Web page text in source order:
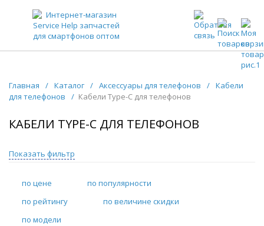
ЗАПЧАСТИ ДЛЯ ТЕЛЕФОНОВ ОПТОМ
Главная / Каталог / Аксессуары для телефонов / Кабели
для телефонов
/ Кабели Type-C для телефонов
КАБЕЛИ TYPE-C ДЛЯ ТЕЛЕФОНОВ
Показать фильтр
по цене
по популярности
по рейтингу
по величине скидки
по модели